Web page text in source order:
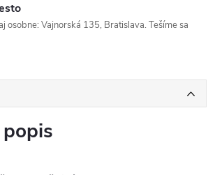
osobne: Vajnorská 135, Bratislava. Tešíme sa